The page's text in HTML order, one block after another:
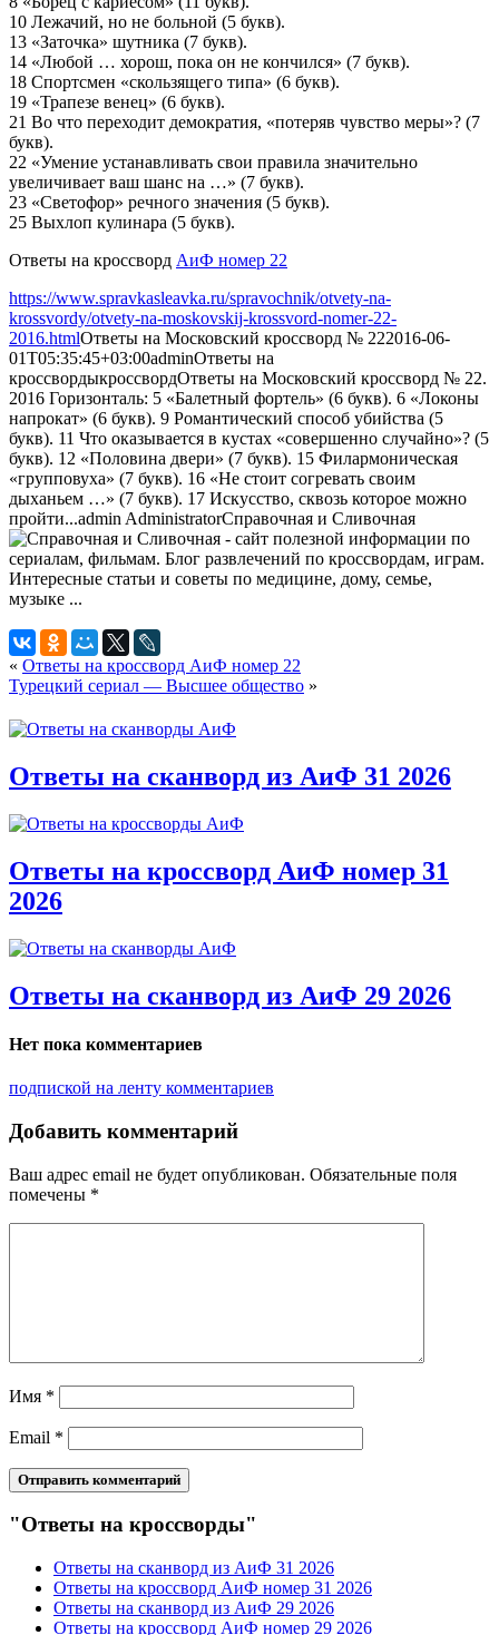
10 Лежачий, но не больной (5 букв).
13 «Заточка» шутника (7 букв).
14 «Любой … хорош, пока он не кончился» (7 букв).
18 Спортсмен «скользящего типа» (6 букв).
19 «Трапезе венец» (6 букв).
21 Во что переходит демократия, «потеряв чувство меры»? (7
букв).
22 «Умение устанавливать свои правила значительно
увеличивает ваш шанс на …» (7 букв).
23 «Светофор» речного значения (5 букв).
25 Выхлоп кулинара (5 букв).
Ответы на кроссворд АиФ номер 22
https://www.spravkasleavka.ru/spravochnik/otvety-na-
krossvordy/otvety-na-moskovskij-krossvord-nomer-22-
2016.htmlОтветы на Московский кроссворд № 222016-06-
01T05:35:45+03:00adminОтветы на
кроссвордыкроссвордОтветы на Московский кроссворд № 22.
2016 Горизонталь: 5 «Балетный фортель» (6 букв). 6 «Локоны
напрокат» (6 букв). 9 Романтический способ убийства (5
букв). 11 Что оказывается в кустах «совершенно случайно»? (5
букв). 12 «Половина двери» (7 букв). 15 Филармоническая
«групповуха» (7 букв). 16 «Не стоит согревать своим
дыханьем …» (7 букв). 17 Искусство, сквозь которое можно
пройти...admin AdministratorСправочная и Сливочная
« Ответы на кроссворд АиФ номер 22
Турецкий сериал — Высшее общество »
Ответы на сканворд из АиФ 31 2026
Ответы на кроссворд АиФ номер 31
2026
Ответы на сканворд из АиФ 29 2026
Нет пока комментариев
подпиской на ленту комментариев
Добавить комментарий
Ваш адрес email не будет опубликован. Обязательные поля
помечены *
Имя *
Email *
"Ответы на кроссворды"
Ответы на сканворд из АиФ 31 2026
Ответы на кроссворд АиФ номер 31 2026
Ответы на сканворд из АиФ 29 2026
Ответы на кроссворд АиФ номер 29 2026